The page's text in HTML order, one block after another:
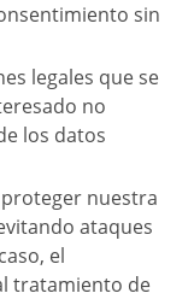
sin
legales que se
no
los datos
nuestra
ataques
el
tratamiento de